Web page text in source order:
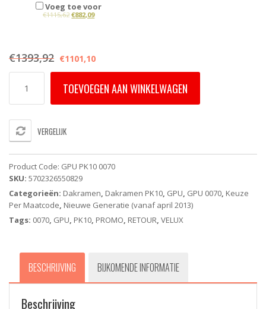
Voeg toe voor
€1115,62 €882,09
€1393,92 €1101,10
PK10
Comfort
uitzetbaar
dakvenster
-
Handbediend
(94X160cm)
TOEVOEGEN AAN WINKELWAGEN
VERGELIJK
Product Code: GPU PK10 0070
SKU: 5702326550829
Categorieën: Dakramen, Dakramen PK10, GPU, GPU 0070, Keuze
Per Maatcode, Nieuwe Generatie (vanaf april 2013)
Tags: 0070, GPU, PK10, PROMO, RETOUR, VELUX
BESCHRIJVING BIJKOMENDE INFORMATIE
Beschrijving